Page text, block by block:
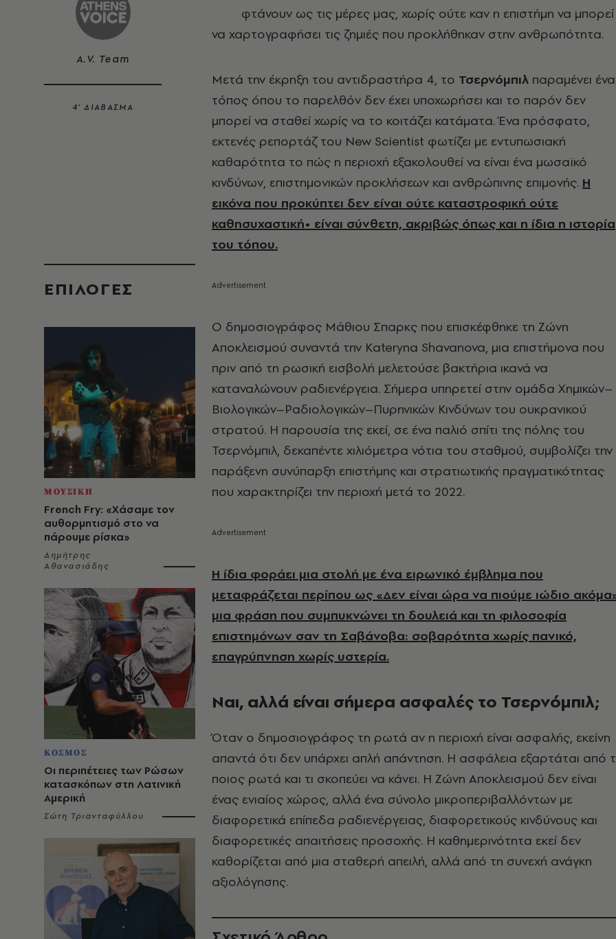
A.V. Team
4’ ΔΙΑΒΑΣΜΑ
EΠΙΛΟΓΈΣ
ΜΟΥΣΙΚΗ
French Fry: «Χάσαμε τον
αυθορμητισμό στο να
πάρουμε ρίσκα»
Δημήτρης
Αθανασιάδης
ΚΟΣΜΟΣ
Οι περιπέτειες των Ρώσων
κατασκόπων στη Λατινική
Αμερική
Σώτη Τριανταφύλλου
φτάνουν ως τις μέρες μας, χωρίς ούτε καν η επιστήμη να μπορεί
να χαρτογραφήσει τις ζημιές που προκλήθηκαν στην ανθρωπότητα.
Μετά την έκρηξη του αντιδραστήρα 4, το Τσερνόμπιλ παραμένει
τόπος όπου το παρελθόν δεν έχει υποχωρήσει και το παρόν δεν
μπορεί να σταθεί χωρίς να το κοιτάζει κατάματα. Ένα πρόσφατο,
εκτενές ρεπορτάζ του New Scientist φωτίζει με εντυπωσιακή
καθαρότητα το πώς η περιοχή εξακολουθεί να είναι ένα μωσαϊκό
κινδύνων, επιστημονικών προκλήσεων και ανθρώπινης επιμονής. Η
εικόνα που προκύπτει δεν είναι ούτε καταστροφική ούτε
καθησυχαστική• είναι σύνθετη, ακριβώς όπως και η ίδια η ιστορία
του τόπου.
Ο δημοσιογράφος Μάθιου Σπαρκς που επισκέφθηκε τη Ζώνη
Αποκλεισμού συναντά την Kateryna Shavanova, μια επιστήμονα που
πριν από τη ρωσική εισβολή μελετούσε βακτήρια ικανά να
καταναλώνουν ραδιενέργεια. Σήμερα υπηρετεί στην ομάδα Χημικών–
Βιολογικών–Ραδιολογικών–Πυρηνικών Κινδύνων του ουκρανικού
στρατού. Η παρουσία της εκεί, σε ένα παλιό σπίτι της πόλης του
Τσερνόμπιλ, δεκαπέντε χιλιόμετρα νότια του σταθμού, συμβολίζει την
παράξενη συνύπαρξη επιστήμης και στρατιωτικής πραγματικότητας
που χαρακτηρίζει την περιοχή μετά το 2022.
Η ίδια φοράει μια στολή με ένα ειρωνικό έμβλημα που
μεταφράζεται περίπου ως «Δεν είναι ώρα να πιούμε ιώδιο
μια φράση που συμπυκνώνει τη δουλειά και τη φιλοσοφία
επιστημόνων σαν τη Σαβάνοβα: σοβαρότητα χωρίς πανικό,
επαγρύπνηση χωρίς υστερία.
Ναι, αλλά είναι σήμερα ασφαλές το Τσερνόμπιλ;
Όταν ο δημοσιογράφος τη ρωτά αν η περιοχή είναι ασφαλής, εκείνη
απαντά ότι δεν υπάρχει απλή απάντηση. Η ασφάλεια εξαρτάται από
ποιος ρωτά και τι σκοπεύει να κάνει. Η Ζώνη Αποκλεισμού δεν είναι
ένας ενιαίος χώρος, αλλά ένα σύνολο μικροπεριβαλλόντων με
διαφορετικά επίπεδα ραδιενέργειας, διαφορετικούς κινδύνους και
διαφορετικές απαιτήσεις προσοχής. Η καθημερινότητα εκεί δεν
καθορίζεται από μια σταθερή απειλή, αλλά από τη συνεχή ανάγκη
αξιολόγησης.